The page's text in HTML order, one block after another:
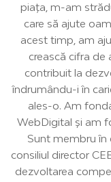
piața, m-am
care să ajute
acest timp, am
crească cifra de
contribuit la
îndrumându-i în
ales-o. Am
WebDigital și am
Sunt membru în
consiliul director
dezvoltarea